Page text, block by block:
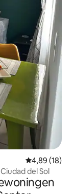
Gemiddelde
4,89 (18)
del Sol